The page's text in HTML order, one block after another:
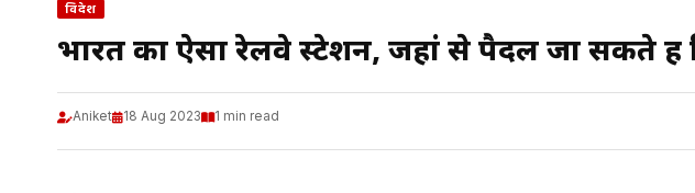
विदेश
भारत का ऐसा रेलवे स्टेशन, जहां से पैदल जा सकते
Aniket 18 Aug 2023 1 min read